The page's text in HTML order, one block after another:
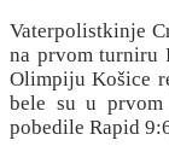
Vaterpolistkinje
na prvom turniru
Olimpiju Košice
bele su u
pobedile Rapid